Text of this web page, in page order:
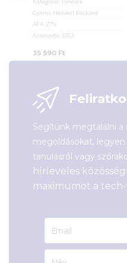
Kategória:Tonerek
Gyártó: Hewlett Packard
ÁFA: 27%
Azonosító: 5353
35 590 Ft
Segítünk megtalálni a
megoldásokat, legyen
tanulásról vagy
hírleveles
maximumot a